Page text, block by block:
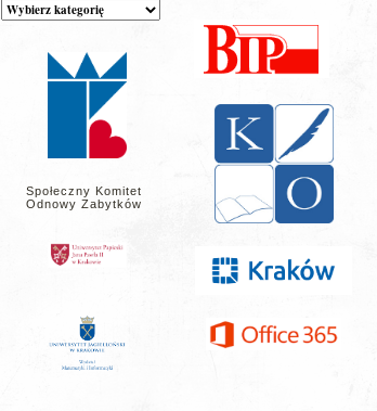
Kategorie
wpisów
Społeczny Komitet
Odnowy Zabytków